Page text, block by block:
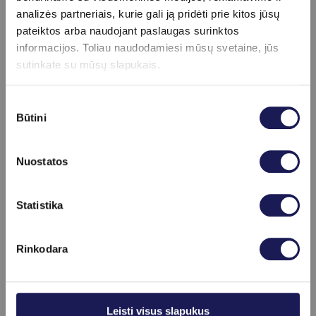
analizės partneriais, kurie gali ją pridėti prie kitos jūsų
pateiktos arba naudojant paslaugas surinktos
informacijos. Toliau naudodamiesi mūsų svetaine, jūs
sutinkate su mūsų slapukais.
pasirinkimas
Būtini
Nuostatos
Statistika
Rinkodara
Leisti visus slapukus
medikamentus prieš tyrimą.
Ar FSH tyrimas yra sudėtingas ar
skausmingas?
schedule
Iki 10 min.